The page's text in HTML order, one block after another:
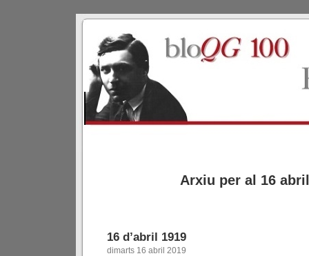
Arxiu per al 16
16 d’abril 1919
dimarts 16 abril 2019